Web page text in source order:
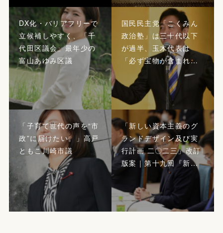
DX化・バリアフリーで
立候補しやすく、「千
代田区議会」最年少の
富山あゆみ区議
国民民主党「こくみん
政治塾」は三十代以下
が過半、玉木代表は
「必ず宝物が含まれ…
「子育て世代の声を“市
政”に届けたい。」高戸
ともこ川崎市議
「新しい資本主義のグ
ランドデザイン及び実
行計画 二〇二三」改訂
版案｜第十九回『新…